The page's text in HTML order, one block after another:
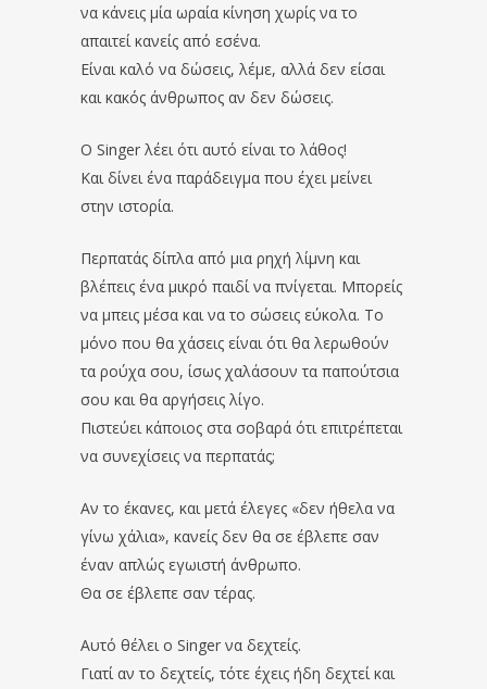
να κάνεις μία ωραία κίνηση χωρίς να το
απαιτεί κανείς από εσένα.
Είναι καλό να δώσεις, λέμε, αλλά δεν είσαι
και κακός άνθρωπος αν δεν δώσεις.
Ο Singer λέει ότι αυτό είναι το λάθος!
Και δίνει ένα παράδειγμα που έχει μείνει
στην ιστορία.
Περπατάς δίπλα από μια ρηχή λίμνη και
βλέπεις ένα μικρό παιδί να πνίγεται. Μπορείς
να μπεις μέσα και να το σώσεις εύκολα. Το
μόνο που θα χάσεις είναι ότι θα λερωθούν
τα ρούχα σου, ίσως χαλάσουν τα παπούτσια
σου και θα αργήσεις λίγο.
Πιστεύει κάποιος στα σοβαρά ότι επιτρέπεται
να συνεχίσεις να περπατάς;
Αν το έκανες, και μετά έλεγες «δεν ήθελα να
γίνω χάλια», κανείς δεν θα σε έβλεπε σαν
έναν απλώς εγωιστή άνθρωπο.
Θα σε έβλεπε σαν τέρας.
Αυτό θέλει ο Singer να δεχτείς.
Γιατί αν το δεχτείς, τότε έχεις ήδη δεχτεί και